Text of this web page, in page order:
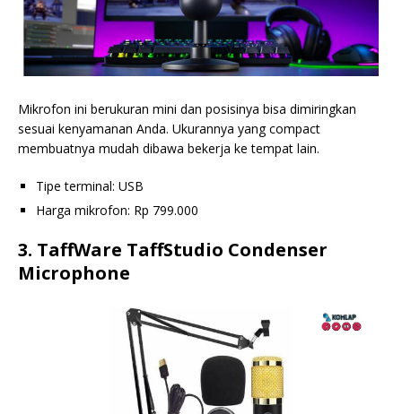
Mikrofon ini berukuran mini dan posisinya bisa dimiringkan
sesuai kenyamanan Anda. Ukurannya yang compact
membuatnya mudah dibawa bekerja ke tempat lain.
Tipe terminal: USB
Harga mikrofon: Rp 799.000
3. TaffWare TaffStudio Condenser
Microphone